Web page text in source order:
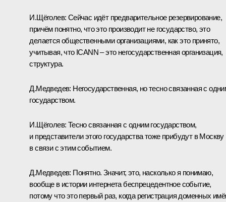
И.Щёголев: Сейчас идёт предварительное резервирование,
причём понятно, что это производит не государство, это
делается общественными организациями, как это принято,
учитывая, что ICANN – это негосударственная организация,
структура.
Д.Медведев: Негосударственная, но тесно связанная с
государством.
И.Щёголев: Тесно связанная с одним государством,
и представители этого государства тоже прибудут в Москву
в связи с этим событием.
Д.Медведев: Понятно. Значит, это, насколько я понимаю,
вообще в истории интернета беспрецедентное событие,
потому что это первый раз, когда регистрация доменных